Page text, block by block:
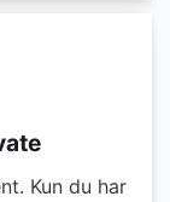
Kun du har